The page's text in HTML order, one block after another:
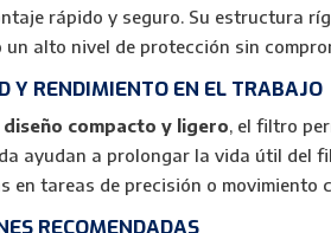
rápido y seguro. Su estructura
un alto nivel de protección sin
Y RENDIMIENTO EN EL TRABAJO
diseño compacto y ligero, el filtro
ayudan a prolongar la vida útil del
en tareas de precisión o movimiento